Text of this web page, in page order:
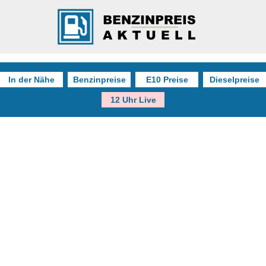
In der Nähe Benzinpreise E10 Preise Dieselpreise
12 Uhr Live